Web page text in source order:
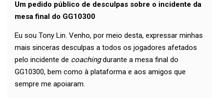
Um pedido público de desculpas sobre o incidente da
mesa final do GG10300
Eu sou Tony Lin. Venho, por meio desta, expressar minhas
mais sinceras desculpas a todos os jogadores afetados
pelo incidente de coachingdurante a mesa final do
GG10300, bem como à plataforma e aos amigos que
sempre me apoiaram.